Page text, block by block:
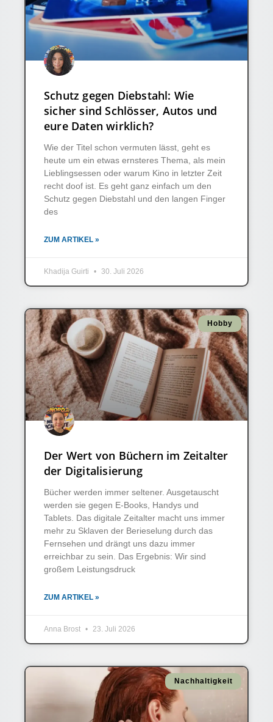
Schutz gegen Diebstahl: Wie
sicher sind Schlösser, Autos und
eure Daten wirklich?
Wie der Titel schon vermuten lässt, geht es
heute um ein etwas ernsteres Thema, als mein
Lieblingsessen oder warum Kino in letzter Zeit
recht doof ist. Es geht ganz einfach um den
Schutz gegen Diebstahl und den langen Finger
des
ZUM ARTIKEL »
Khadija Guirti 30. Juli 2026
Hobby
Der Wert von Büchern im Zeitalter
der Digitalisierung
Bücher werden immer seltener. Ausgetauscht
werden sie gegen E-Books, Handys und
Tablets. Das digitale Zeitalter macht uns immer
mehr zu Sklaven der Berieselung durch das
Fernsehen und drängt uns dazu immer
erreichbar zu sein. Das Ergebnis: Wir sind
großem Leistungsdruck
ZUM ARTIKEL »
Anna Brost 23. Juli 2026
Nachhaltigkeit